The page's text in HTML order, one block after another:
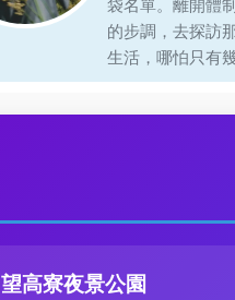
袋名單。離開體
的步調，去探訪
生活，哪怕只有幾
望高寮夜景公園